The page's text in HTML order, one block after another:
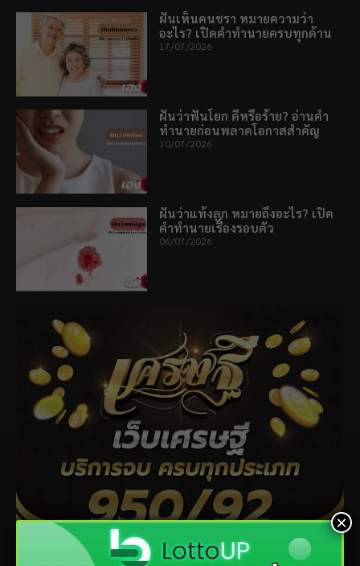
ฝันเห็นคนชรา หมายความว่า
อะไร? เปิดคำทำนายครบทุกด้าน
17/07/2026
ฝันว่าฟันโยก ดีหรือร้าย? อ่านคำ
ทำนายก่อนพลาดโอกาสสำคัญ
10/07/2026
ฝันว่าแท้งลูก หมายถึงอะไร? เปิด
คำทำนายเรื่องรอบตัว
06/07/2026
×